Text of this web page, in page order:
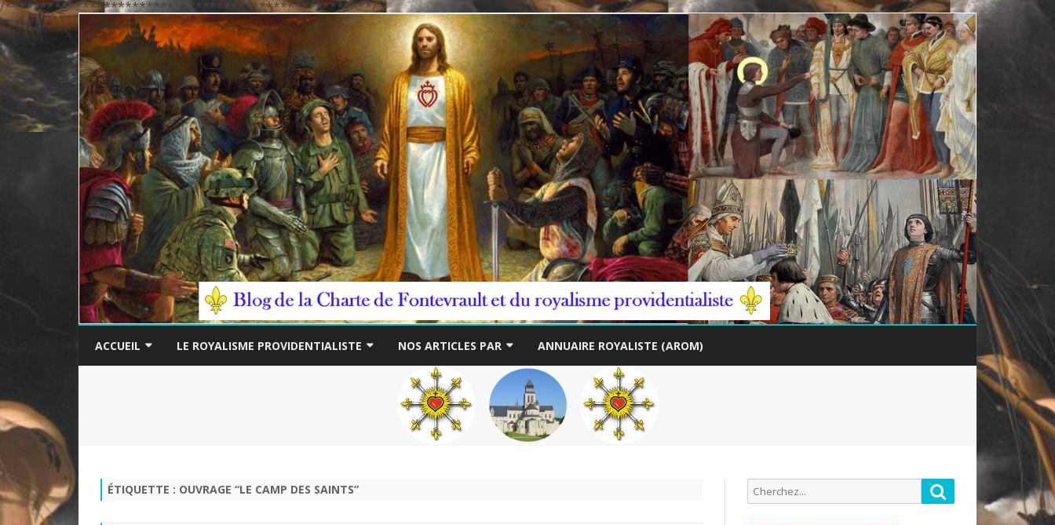
/****************************************************/
to
ACCUEIL LE ROYALISME PROVIDENTIALISTE NOS ARTICLES PAR
THÉME
AUTEUR
ANNUAIRE ROYALISTE (AROM)
ÉTIQUETTE : OUVRAGE “LE CAMP DES SAINTS”
Recherche
pour: